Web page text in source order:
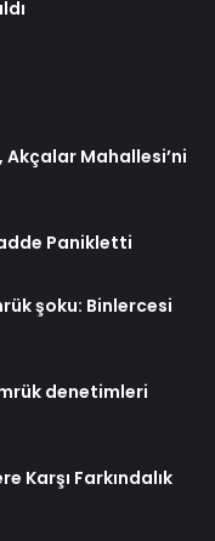
Akçalar Mahallesi’ni
Panikletti
şoku: Binlercesi
denetimleri
Karşı Farkındalık